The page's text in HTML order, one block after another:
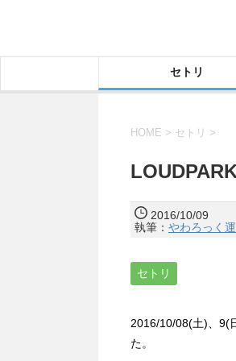
セトリ
HOME > セトリ >
2016/10/09
執筆： やわろっく
セトリ
2016/10/08(土)、9(
た。